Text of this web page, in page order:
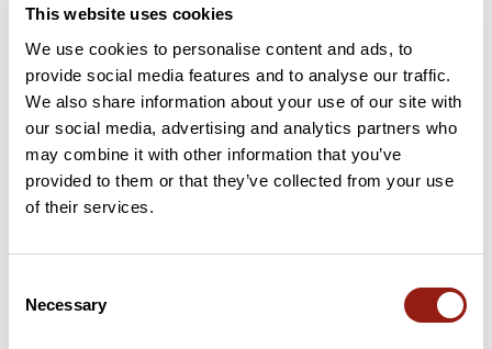
This website uses cookies
We use cookies to personalise content and ads, to
provide social media features and to analyse our traffic.
We also share information about your use of our site with
our social media, advertising and analytics partners who
may combine it with other information that you’ve
provided to them or that they’ve collected from your use
of their services.
Selection
Necessary
Ajouter un avis
Cols le long du parcours
11 km Col d'Azet
Cols extraits du catalogue du Club des Cent Cols